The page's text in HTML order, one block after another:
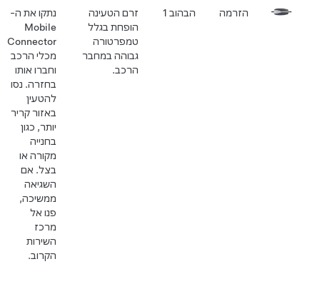
הזרמה הבהוב 1
זרם הטעינה
הופחת בגלל
טמפרטורה
גבוהה במחבר
הרכב.
נתקו את ה-
Mobile
Connector
מכלי הרכב
וחברו אותו
בחזרה. נסו
להטעין
באזור קריר
יותר, כגון
בחנייה
מקורה או
בצל. אם
השגיאה
ממשיכה,
פנו אל
השירות
הקרוב.